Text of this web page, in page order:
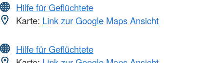
Hilfe für Geflüchtete
Karte: Link zur Google Maps Ansicht
Hilfe für Geflüchtete